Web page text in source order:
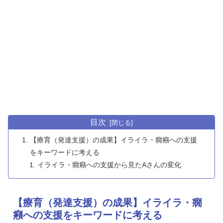
目次
【療育（発達支援）の成果】イライラ・癇癪への支援
をキーワードに考える
イライラ・癇癪への支援から見たAさんの変化
【療育（発達支援）の成果】イライラ・癇
癪への支援をキーワードに考える